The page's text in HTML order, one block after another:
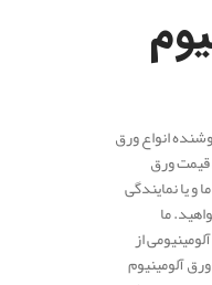
انواع ورق
قیمت ورق
و یا نمایندگی
ما
از
آلومینیوم